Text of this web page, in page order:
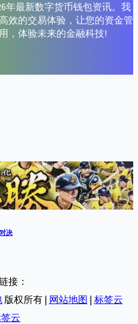
年最新数字货币钱包资讯。我
效的交易体验，让您的资金管
，体验未来的金融科技!
决
接：
版权所有 | 网站地图 |标签云
云